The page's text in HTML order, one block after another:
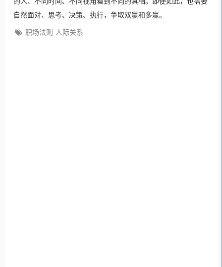
自然面对、思考、决策、执行，争取双赢和多赢。
职场法则 人际关系